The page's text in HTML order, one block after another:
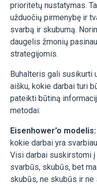
prioritetų nustatymas.
užduočių pirmenybę ir
svarbą ir skubumą.
daugelis žmonių
strategijomis.
Buhalteris gali susikurti
aišku, kokie darbai turi
pateikti būtiną
metodai:
Eisenhower’o modelis:
kokie darbai yra
Visi darbai suskirstomi
svarbūs, skubūs, bet
skubūs, ne skubūs ir